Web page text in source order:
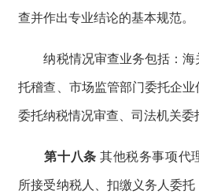
查并作出专业结论的基本规范。
纳税情况审查业务包括：海
托稽查、市场监管部门委托企
委托纳税情况审查、司法机关委
第十八条 其他税务事项代
所接受纳税人、扣缴义务人委